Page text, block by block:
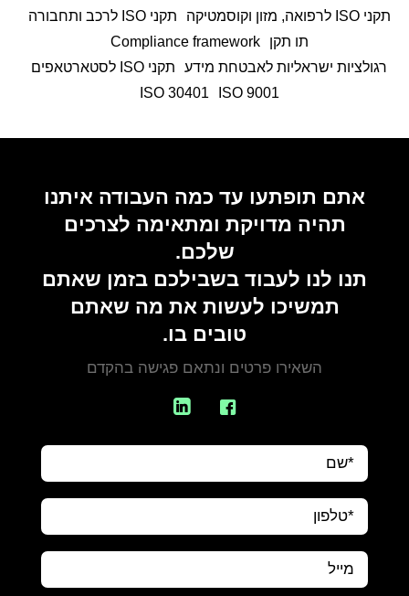
תקני ISO לרפואה, מזון וקוסמטיקה
תקני ISO לרכב ותחבורה
תו תקן
Compliance framework
רגולציות ישראליות לאבטחת מידע
תקני ISO לסטארטאפים
9001 ISO
ISO 30401
אתם תופתעו עד כמה העבודה איתנו
תהיה מדויקת ומתאימה לצרכים
שלכם.
תנו לנו לעבוד בשבילכם בזמן שאתם
תמשיכו לעשות את מה שאתם
טובים בו.
השאירו פרטים ונתאם פגישה בהקדם